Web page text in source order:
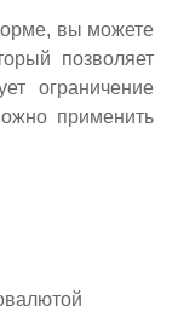
вы можете
позволяет
ограничение
применить